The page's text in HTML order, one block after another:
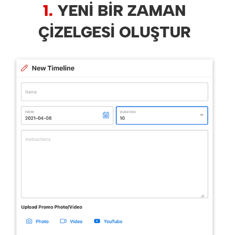
1. YENI BIR ZAMAN
ÇIZELGESI OLUŞTUR